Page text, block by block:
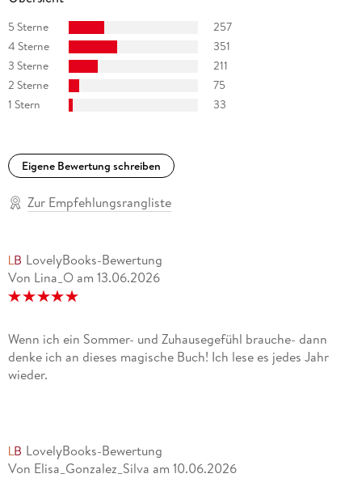
5 Sterne
257
4 Sterne
351
3 Sterne
211
2 Sterne
75
1 Stern
33
Eigene Bewertung schreiben
Zur Empfehlungsrangliste
LovelyBooks-Bewertung
Von Lina_O am 13.06.2026
Wenn ich ein Sommer- und Zuhausegefühl brauche- dann
denke ich an dieses magische Buch! Ich lese es jedes Jahr
wieder.
LovelyBooks-Bewertung
Von Elisa_Gonzalez_Silva am 10.06.2026